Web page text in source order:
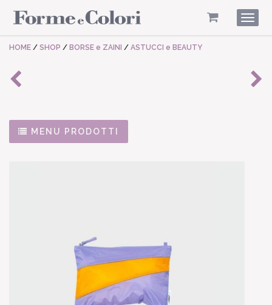
HOME / SHOP / BORSE e ZAINI / ASTUCCI e BEAUTY
MENU PRODOTTI